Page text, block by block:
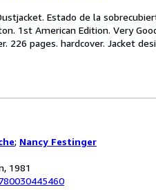
Estado de la
1st American Edition. Very
226 pages. hardcover. Jacket
; Nancy Festinger
1981